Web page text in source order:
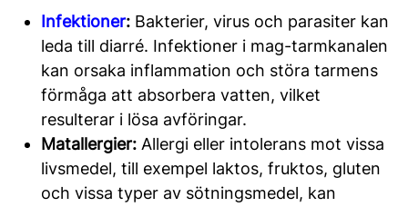
Infektioner: Bakterier, virus och parasiter kan
leda till diarré. Infektioner i mag-tarmkanalen
kan orsaka inflammation och störa tarmens
förmåga att absorbera vatten, vilket
resulterar i lösa avföringar.
Matallergier: Allergi eller intolerans mot vissa
livsmedel, till exempel laktos, fruktos, gluten
och vissa typer av sötningsmedel, kan